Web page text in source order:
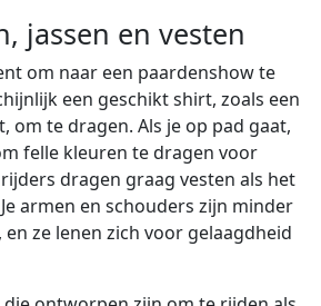
jassen en vesten
om naar een paardenshow te
een geschikt shirt, zoals een
om te dragen. Als je op pad gaat,
felle kleuren te dragen voor
dragen graag vesten als het
armen en schouders zijn minder
ze lenen zich voor gelaagdheid